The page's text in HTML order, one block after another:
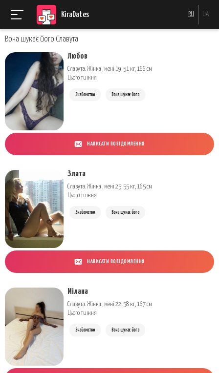
KiraDates RU UA
Вона шукає його Славута
Любов
Славута. Жінка , мені 19, 51 кг, 166 см
Цього тижня
Знайомство Вона шукає його
НАПИСАТИ ПОВІДОМЛЕННЯ
Злата
Славута. Жінка , мені 25, 55 кг, 165 см
Цього тижня
Знайомство Вона шукає його
НАПИСАТИ ПОВІДОМЛЕННЯ
Мілана
Славута. Жінка , мені 22, 58 кг, 167 см
Цього тижня
Знайомство Вона шукає його